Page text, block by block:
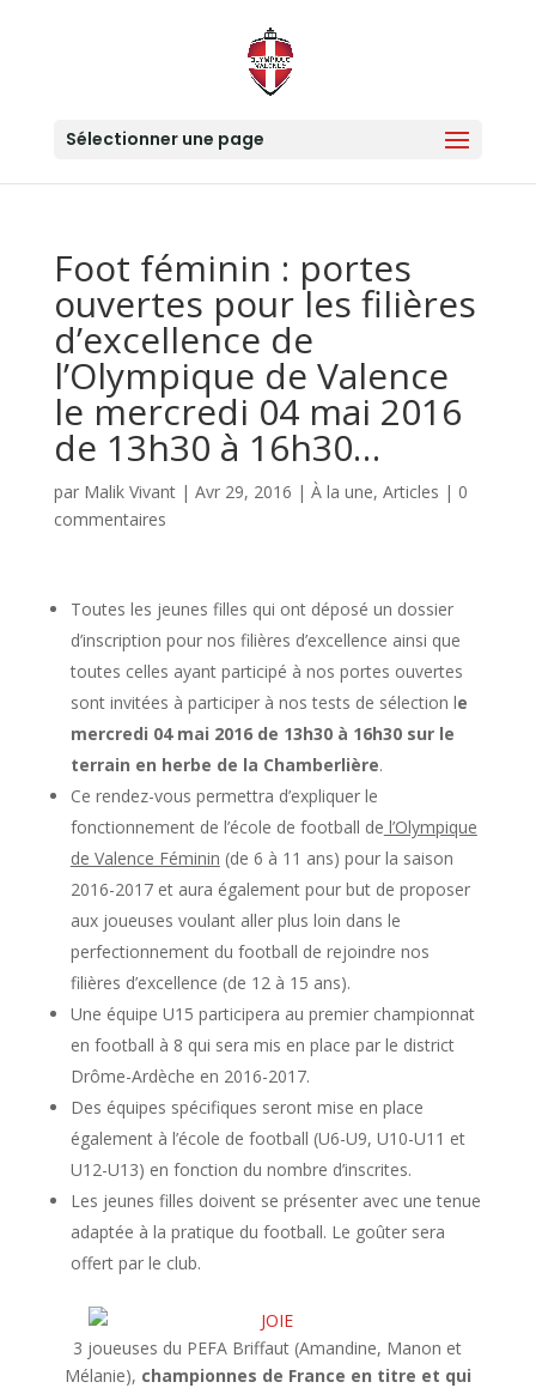
Sélectionner une page
Foot féminin : portes
ouvertes pour les filières
d’excellence de
l’Olympique de Valence
le mercredi 04 mai 2016
de 13h30 à 16h30…
par Malik Vivant| Avr 29, 2016 | À la une, Articles | 0
commentaires
Toutes les jeunes filles qui ont déposé un dossier
d’inscription pour nos filières d’excellence ainsi que
toutes celles ayant participé à nos portes ouvertes
sont invitées à participer à nos tests de sélection le
mercredi 04 mai 2016 de 13h30 à 16h30 sur le
terrain en herbe de la Chamberlière.
Ce rendez-vous permettra d’expliquer le
fonctionnement de l’école de football de l’Olympique
de Valence Féminin (de 6 à 11 ans) pour la saison
2016-2017 et aura également pour but de proposer
aux joueuses voulant aller plus loin dans le
perfectionnement du football de rejoindre nos
filières d’excellence (de 12 à 15 ans).
Une équipe U15 participera au premier championnat
en football à 8 qui sera mis en place par le district
Drôme-Ardèche en 2016-2017.
Des équipes spécifiques seront mise en place
également à l’école de football (U6-U9, U10-U11 et
U12-U13) en fonction du nombre d’inscrites.
Les jeunes filles doivent se présenter avec une tenue
adaptée à la pratique du football. Le goûter sera
offert par le club.
3 joueuses du PEFA Briffaut (Amandine, Manon et
Mélanie), championnes de France en titre et qui